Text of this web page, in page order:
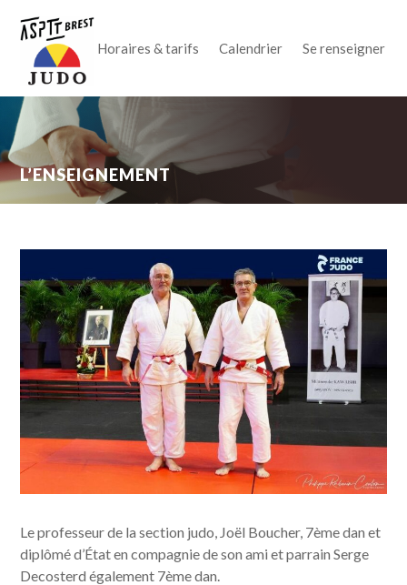
Horaires & tarifs Calendrier Se renseigner
L’ENSEIGNEMENT
Le professeur de la section judo, Joël Boucher, 7ème dan et
diplômé d’État en compagnie de son ami et parrain Serge
Decosterd également 7ème dan.